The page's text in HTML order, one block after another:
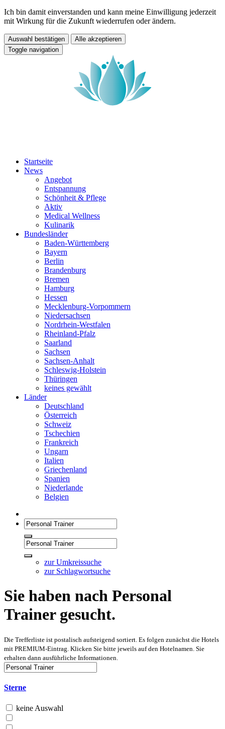
Ich bin damit einverstanden und kann meine Einwilligung jederzeit
mit Wirkung für die Zukunft wiederrufen oder ändern.
Auswahl bestätigen
Alle akzeptieren
Toggle navigation
Startseite
News
Angebot
Entspannung
Schönheit & Pflege
Aktiv
Medical Wellness
Kulinarik
Bundesländer
Baden-Württemberg
Bayern
Berlin
Brandenburg
Bremen
Hamburg
Hessen
Mecklenburg-Vorpommern
Niedersachsen
Nordrhein-Westfalen
Rheinland-Pfalz
Saarland
Sachsen
Sachsen-Anhalt
Schleswig-Holstein
Thüringen
keines gewählt
Länder
Deutschland
Österreich
Schweiz
Tschechien
Frankreich
Ungarn
Italien
Griechenland
Spanien
Niederlande
Belgien
zur Umkreissuche
zur Schlagwortsuche
Sie haben nach Personal
Trainer gesucht.
Die Trefferliste ist postalisch aufsteigend sortiert. Es folgen zunächst die Hotels
mit PREMIUM-Eintrag. Klicken Sie bitte jeweils auf den Hotelnamen. Sie
erhalten dann ausführliche Informationen.
Sterne
keine Auswahl